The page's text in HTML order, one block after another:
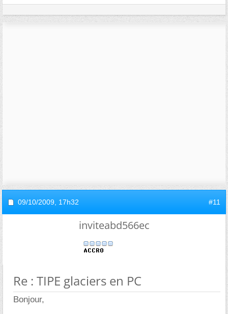
09/10/2009, 17h32 #11
inviteabd566ec
Re : TIPE glaciers en PC
Bonjour,